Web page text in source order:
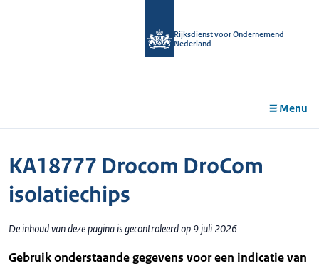
Rijksdienst voor Ondernemend
Nederland
Menu
KA18777 Drocom DroCom
isolatiechips
De inhoud van deze pagina is gecontroleerd op 9 juli 2026
Gebruik onderstaande gegevens voor een indicatie van